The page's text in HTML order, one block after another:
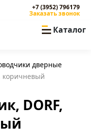
+7 (3952) 796179
Заказать звонок
Каталог
дверные
коричневый
DORF,